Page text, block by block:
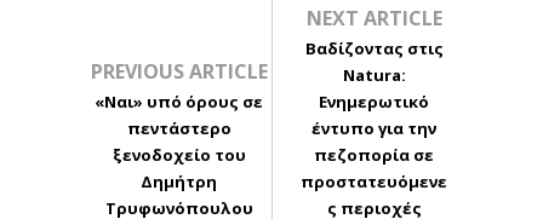
PREVIOUS ARTICLE
«Ναι» υπό όρους σε
πεντάστερο
ξενοδοχείο του
Δημήτρη
Τρυφωνόπουλου
NEXT ARTICLE
Βαδίζοντας στις
Natura:
Ενημερωτικό
έντυπο για την
πεζοπορία σε
προστατευόμενε
ς περιοχές